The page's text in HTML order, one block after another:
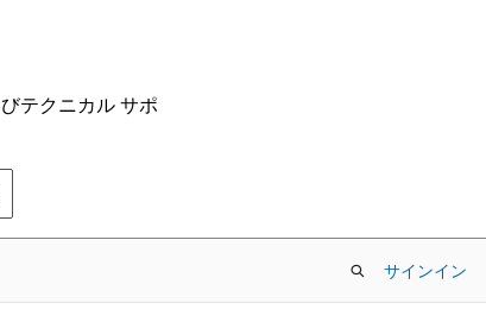
テクニカル サポ
サインイン